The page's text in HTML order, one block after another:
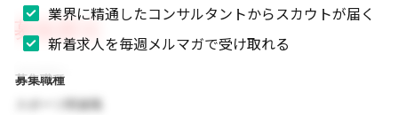
募集要項
募集職種
スポーツ関連職
業界に精通したコンサルタントからスカウトが届く
新着求人を毎週メルマガで受け取れる